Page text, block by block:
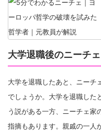
大学退職後のニーチェ
大学を退職したあと、ニーチ
でしょうか。大学を退職した
う説がある一方、ニーチェ家
指摘もあります。親戚の一人